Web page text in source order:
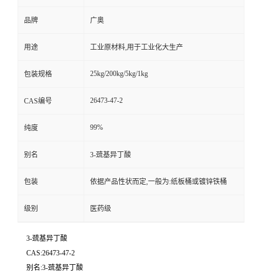
品牌 广奥
用途 工业原材料,用于工业化大生产
包装规格 25kg/200kg/5kg/1kg
CAS编号 26473-47-2
纯度 99%
别名 3-巯基异丁酸
包装 依据产品性状而定,一般为:纸板桶或镀锌铁桶
级别 医药级
3-巯基异丁酸
CAS:26473-47-2
别名:3-巯基异丁酸